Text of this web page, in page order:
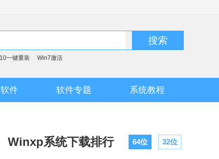
搜索
一键重装 Win7激活
件 软件专题 系统教程
Winxp系统下载排行 64位 32位